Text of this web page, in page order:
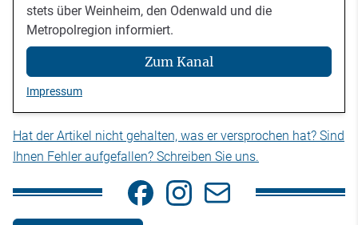
stets über Weinheim, den Odenwald und die
Metropolregion informiert.
Zum Kanal
Impressum
Hat der Artikel nicht gehalten, was er versprochen hat? Sind
Ihnen Fehler aufgefallen? Schreiben Sie uns.